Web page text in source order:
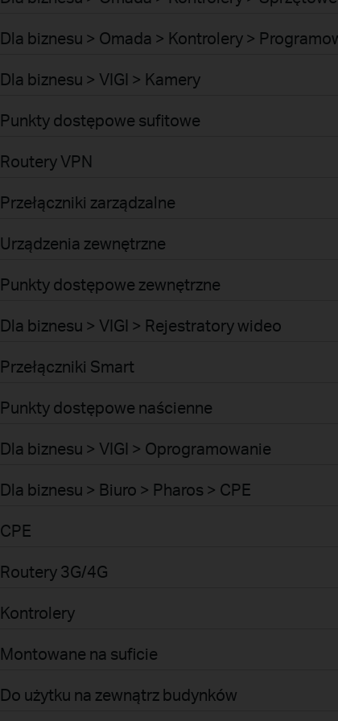
Dla biznesu > Omada > Kontrolery >
Dla biznesu > VIGI > Kamery
Punkty dostępowe sufitowe
Routery VPN
Przełączniki zarządzalne
Urządzenia zewnętrzne
Punkty dostępowe zewnętrzne
Dla biznesu > VIGI > Rejestratory wideo
Przełączniki Smart
Punkty dostępowe naścienne
Dla biznesu > VIGI > Oprogramowanie
Dla biznesu > Biuro > Pharos > CPE
CPE
Routery 3G/4G
Kontrolery
Montowane na suficie
Do użytku na zewnątrz budynków